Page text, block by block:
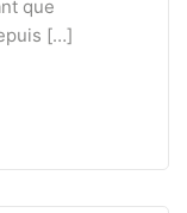
que
[…]